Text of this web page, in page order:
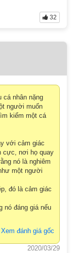
32
cá nhân nặng
người muốn
kiếm một cá
với cảm giác
cực, nơi họ quay
nó là nghiêm
một người
đó là cảm giác
nó đáng giá nếu
Xem đánh giá gốc
2020/03/29